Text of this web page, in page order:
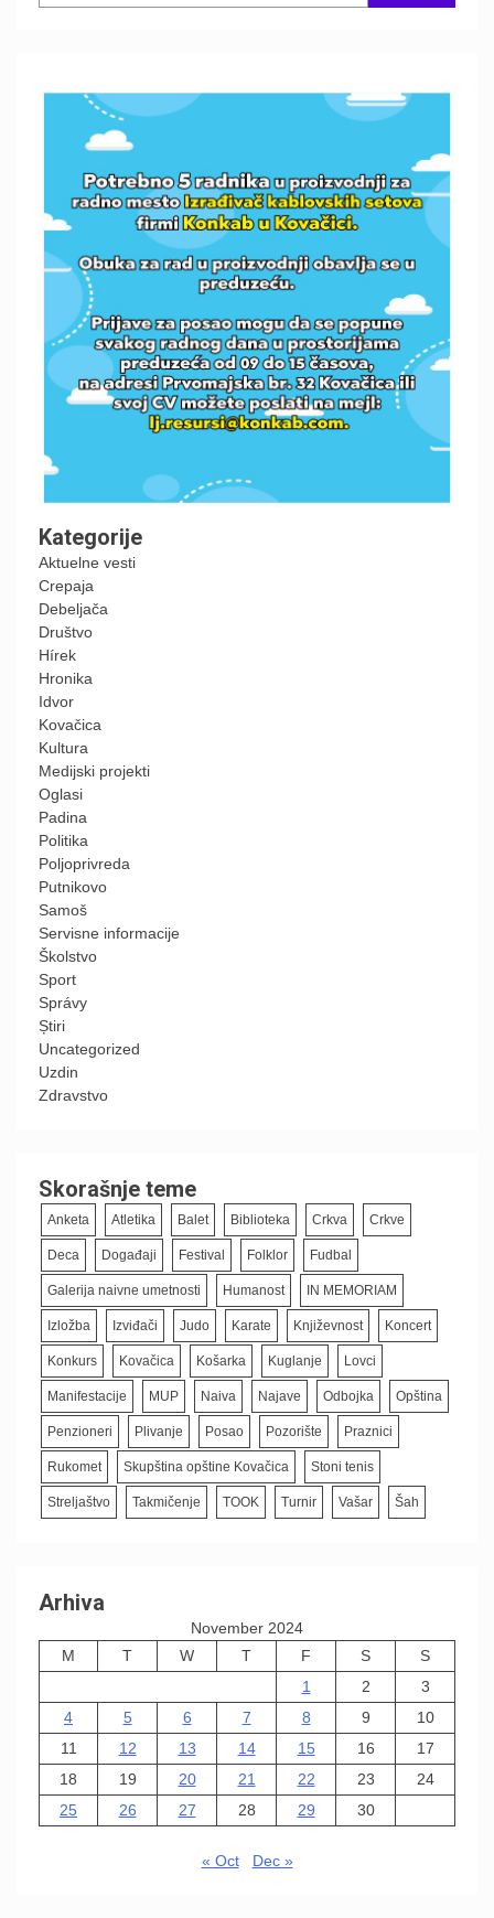
Kategorije
Aktuelne vesti
Crepaja
Debeljača
Društvo
Hírek
Hronika
Idvor
Kovačica
Kultura
Medijski projekti
Oglasi
Padina
Politika
Poljoprivreda
Putnikovo
Samoš
Servisne informacije
Školstvo
Sport
Správy
Știri
Uncategorized
Uzdin
Zdravstvo
Skorašnje teme
Anketa Atletika Balet Biblioteka Crkva Crkve
Deca Događaji Festival Folklor Fudbal
Galerija naivne umetnosti Humanost IN MEMORIAM
Izložba Izviđači Judo Karate Književnost Koncert
Konkurs Kovačica Košarka Kuglanje Lovci
Manifestacije MUP Naiva Najave Odbojka Opština
Penzioneri Plivanje Posao Pozorište Praznici
Rukomet Skupština opštine Kovačica Stoni tenis
Streljaštvo Takmičenje TOOK Turnir Vašar Šah
Arhiva
November 2024
M
T W T F S
S
1
2
3
4
5 6 7 8 9
10
11
12 13 14 15 16
17
18
19 20 21 22 23
24
25
26 27 28 29 30
« Oct Dec »